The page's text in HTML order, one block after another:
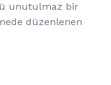
unutulmaz bir
düzenlenen